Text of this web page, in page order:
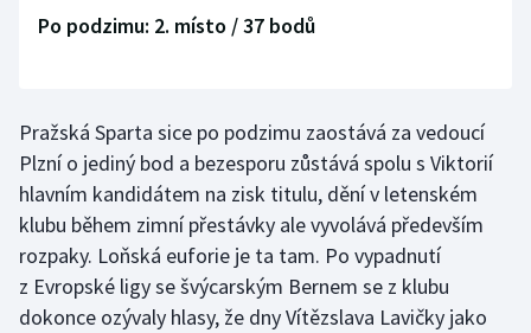
Po podzimu: 2. místo / 37 bodů
Pražská Sparta sice po podzimu zaostává za vedoucí
Plzní o jediný bod a bezesporu zůstává spolu s Viktorií
hlavním kandidátem na zisk titulu, dění v letenském
klubu během zimní přestávky ale vyvolává především
rozpaky. Loňská euforie je ta tam. Po vypadnutí
z Evropské ligy se švýcarským Bernem se z klubu
dokonce ozývaly hlasy, že dny Vítězslava Lavičky jako